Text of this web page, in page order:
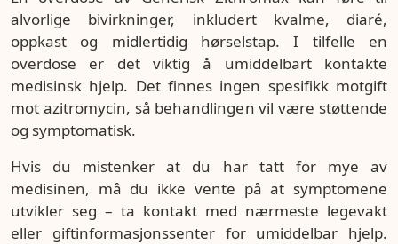
alvorlige bivirkninger, inkludert kvalme, diaré,
oppkast og midlertidig hørselstap. I tilfelle en
overdose er det viktig å umiddelbart kontakte
medisinsk hjelp. Det finnes ingen spesifikk motgift
mot azitromycin, så behandlingen vil være støttende
og symptomatisk.
Hvis du mistenker at du har tatt for mye av
medisinen, må du ikke vente på at symptomene
utvikler seg – ta kontakt med nærmeste legevakt
eller giftinformasjonssenter for umiddelbar hjelp.